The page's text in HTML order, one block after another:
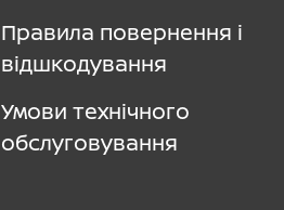
Правила повернення і
відшкодування
Умови технічного
обслуговування